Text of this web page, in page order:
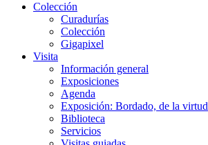
Colección
Curadurías
Colección
Gigapixel
Visita
Información general
Exposiciones
Agenda
Exposición: Bordado, de la virtud
Biblioteca
Servicios